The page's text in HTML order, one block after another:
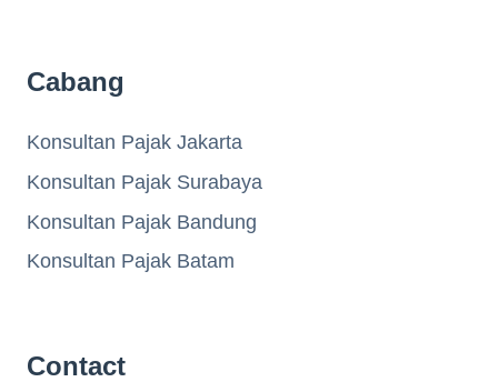
Cabang
Konsultan Pajak Jakarta
Konsultan Pajak Surabaya
Konsultan Pajak Bandung
Konsultan Pajak Batam
Contact